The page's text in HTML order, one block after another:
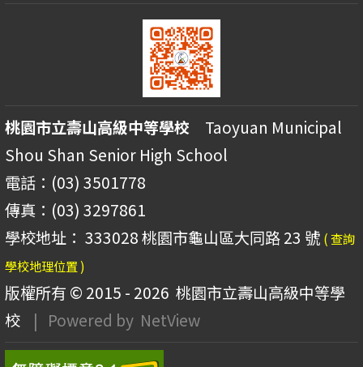
桃園市立壽山高級中等學校 Taoyuan Municipal
Shou Shan Senior High School
電話：(03) 3501778
傳真：(03) 3297861
學校地址： 333028 桃園市龜山區大同路 23 號 ( 查詢
學校地理位置 )
版權所有 © 2015 - 2026 桃園市立壽山高級中等學
校
| Powered by NetView